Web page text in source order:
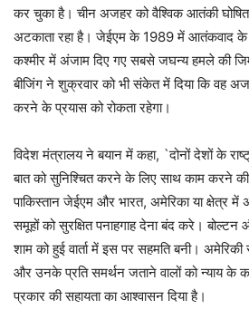
कर चुका है। चीन अजहर को वैश्विक आतंकी
अटकाता रहा है। जेईएम के 1989 में आतंकवाद के
कश्मीर में अंजाम दिए गए सबसे जघन्य हमले की
बीजिंग ने शुक्रवार को भी संकेत में दिया कि वह
करने के प्रयास को रोकता रहेगा।
विदेश मंत्रालय ने बयान में कहा, `दोनों देशों के
बात को सुनिश्चित करने के लिए साथ काम करने की
पाकिस्तान जेईएम और भारत, अमेरिका या क्षेत्र में
समूहों को सुरक्षित पनाहगाह देना बंद करे।
शाम को हुई वार्ता में इस पर सहमति बनी।
और उनके प्रति समर्थन जताने वालों को न्याय के
प्रकार की सहायता का आश्वासन दिया है।